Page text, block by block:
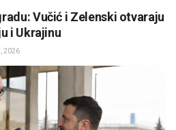
Vučić i Zelenski otvaraju
i Ukrajinu
2026